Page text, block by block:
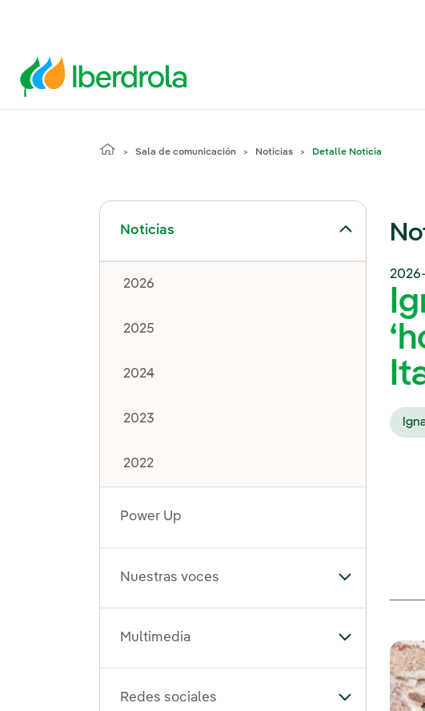
Sala de comunicación Noticias Detalle Noticia
Noticias
Alternar el submenú para Noticias
2026
2025
2024
2023
2022
Power Up
Nuestras voces Alternar el
Multimedia Alternar el
Redes sociales Alternar el